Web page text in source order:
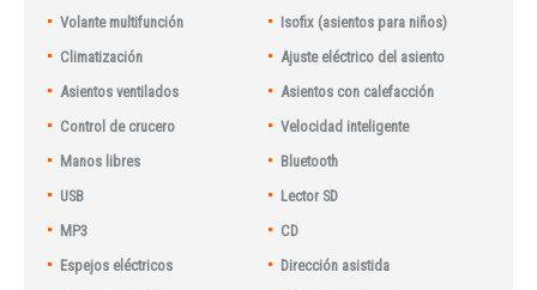
Volante multifunción
Isofix (asientos para niños)
Climatización
Ajuste eléctrico del asiento
Asientos ventilados
Asientos con calefacción
Control de crucero
Velocidad inteligente
Manos libres
Bluetooth
USB
Lector SD
MP3
CD
Espejos eléctricos
Dirección asistida